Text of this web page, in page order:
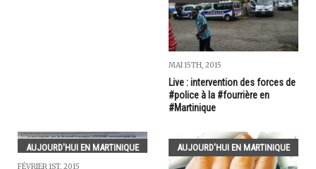
MAI 15TH, 2015
Live : intervention des forces de
#police à la #fourrière en
#Martinique
AUJOURD'HUI EN MARTINIQUE
FÉVRIER 1ST, 2015
AUJOURD'HUI EN MARTINIQUE